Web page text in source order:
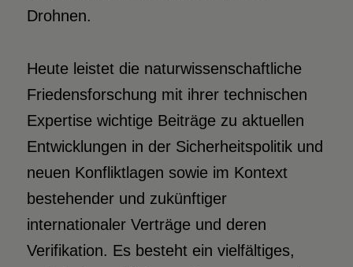
Drohnen.
Heute leistet die naturwissenschaftliche
Friedensforschung mit ihrer technischen
Expertise wichtige Beiträge zu aktuellen
Entwicklungen in der Sicherheitspolitik und
neuen Konfliktlagen sowie im Kontext
bestehender und zukünftiger
internationaler Verträge und deren
Verifikation. Es besteht ein vielfältiges,